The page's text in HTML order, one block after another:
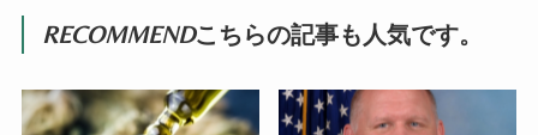
RECOMMENDこちらの記事も人気です。